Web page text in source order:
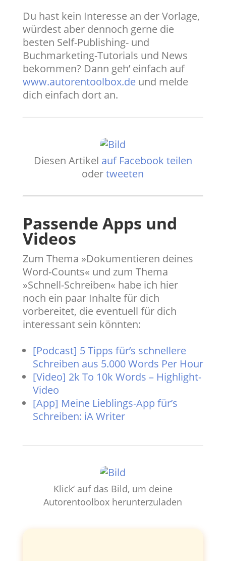
Du hast kein Interesse an der Vorlage,
würdest aber dennoch gerne die
besten Self-Publishing- und
Buchmarketing-Tutorials und News
bekommen? Dann geh’ einfach auf
www.autorentoolbox.deund melde
dich einfach dort an.
Diesen Artikel auf Facebook teilen
odertweeten
Passende Apps und
Videos
​Zum Thema »Dokumentieren deines
Word-Counts« und zum Thema
»Schnell-Schreiben« habe ich hier
noch ein paar Inhalte für dich
vorbereitet, die eventuell für dich
interessant sein könnten:
[Podcast] 5 Tipps für’s schnellere
Schreiben aus 5.000 Words Per Hour
[Video] 2k To 10k Words – Highlight-
Video
[App] Meine Lieblings-App für’s
Schreiben: iA Writer
Klick‘ auf das Bild, um deine
Autorentoolbox herunterzuladen